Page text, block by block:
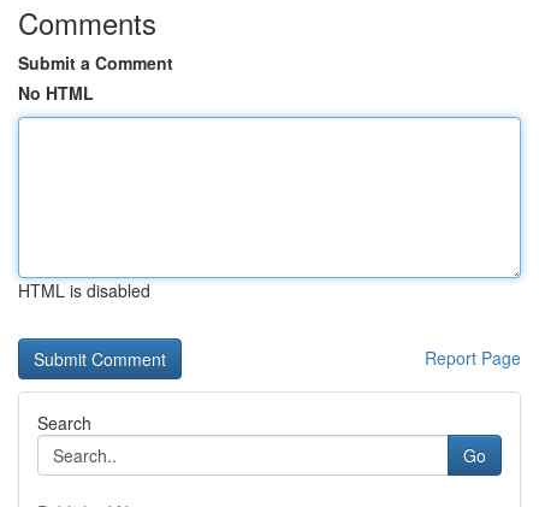
Comments
Submit a Comment
No HTML
HTML is disabled
Report Page
Search
Go